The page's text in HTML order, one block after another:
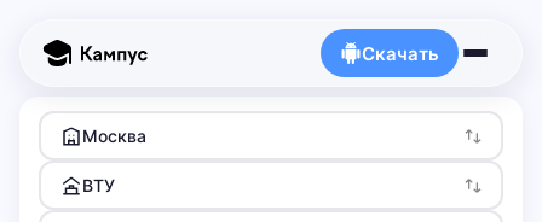
Скачать
Москва
ВТУ